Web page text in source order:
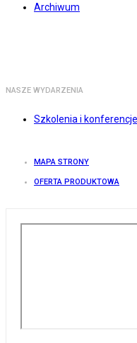
Archiwum
NASZE WYDARZENIA
Szkolenia i konferencje
MAPA STRONY
OFERTA PRODUKTOWA